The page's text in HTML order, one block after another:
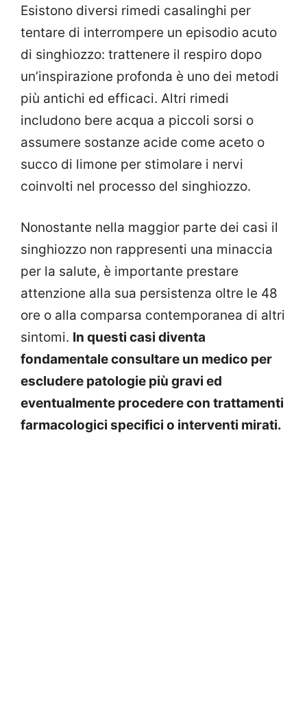
Esistono diversi rimedi casalinghi per
tentare di interrompere un episodio acuto
di singhiozzo: trattenere il respiro dopo
un’inspirazione profonda è uno dei metodi
più antichi ed efficaci. Altri rimedi
includono bere acqua a piccoli sorsi o
assumere sostanze acide come aceto o
succo di limone per stimolare i nervi
coinvolti nel processo del singhiozzo.
Nonostante nella maggior parte dei casi il
singhiozzo non rappresenti una minaccia
per la salute, è importante prestare
attenzione alla sua persistenza oltre le 48
ore o alla comparsa contemporanea di altri
sintomi. In questi casi diventa
fondamentale consultare un medico per
escludere patologie più gravi ed
eventualmente procedere con trattamenti
farmacologici specifici o interventi mirati.